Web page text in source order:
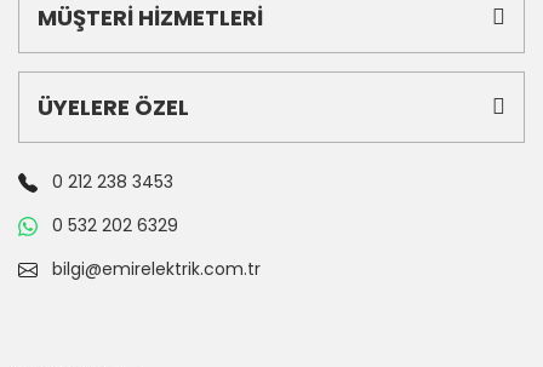
MÜŞTERİ HİZMETLERİ
ÜYELERE ÖZEL
0 212 238 3453
0 532 202 6329
bilgi@emirelektrik.com.tr